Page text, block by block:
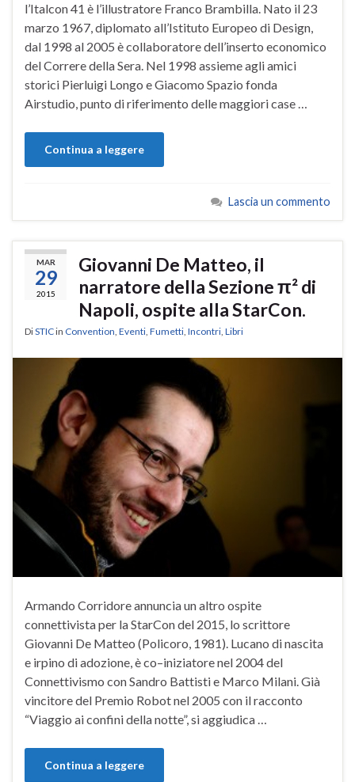
l’Italcon 41 è l’illustratore Franco Brambilla. Nato il 23
marzo 1967, diplomato all’Istituto Europeo di Design,
dal 1998 al 2005 è collaboratore dell’inserto economico
del Correre della Sera. Nel 1998 assieme agli amici
storici Pierluigi Longo e Giacomo Spazio fonda
Airstudio, punto di riferimento delle maggiori case …
Continua a leggere
Lascia un commento
MAR
29
2015
Giovanni De Matteo, il
narratore della Sezione π² di
Napoli, ospite alla StarCon.
DiSTICin Convention, Eventi, Fumetti, Incontri, Libri
Armando Corridore annuncia un altro ospite
connettivista per la StarCon del 2015, lo scrittore
Giovanni De Matteo (Policoro, 1981). Lucano di nascita
e irpino di adozione, è co–iniziatore nel 2004 del
Connettivismo con Sandro Battisti e Marco Milani. Già
vincitore del Premio Robot nel 2005 con il racconto
“Viaggio ai confini della notte”, si aggiudica …
Continua a leggere